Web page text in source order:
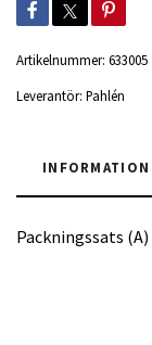
Artikelnummer: 633005
Leverantör: Pahlén
INFORMATION
Packningssats (A)